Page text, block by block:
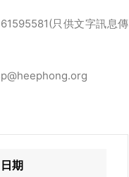
只供文字訊息傳
日期